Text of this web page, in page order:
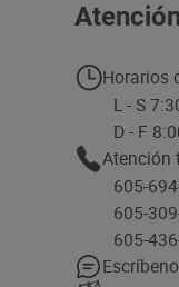
Horarios
L - S
D - F
Atención
605-
605-
605-